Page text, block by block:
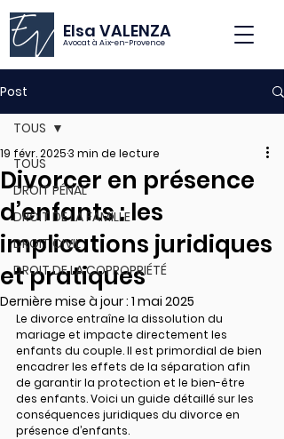
Elsa VALENZA
Avocat à Aix-en-Provence
Post
TOUS
DROIT PÉNAL
DROIT DE LA FAMILLE
DROIT CIVIL
DROIT DE LA COPROPRIÉTÉ
TOUS
Divorcer en présence
d’enfants : les
implications juridiques
et pratiques
19 févr. 20253 min de lecture
Dernière mise à jour : 1 mai 2025
Le divorce entraîne la dissolution du
mariage et impacte directement les
enfants du couple. Il est primordial de bien
encadrer les effets de la séparation afin
de garantir la protection et le bien-être
des enfants. Voici un guide détaillé sur les
conséquences juridiques du divorce en
présence d’enfants.